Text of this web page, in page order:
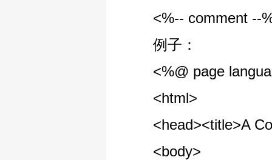
<%-- comment --
例子：
<%@ page
<html>
<head><title>A
<body>